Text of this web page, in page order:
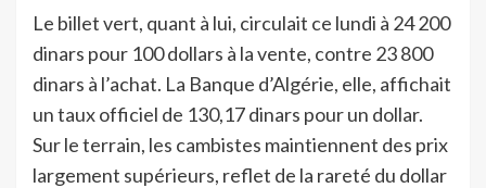
Le billet vert, quant à lui, circulait ce lundi à 24 200
dinars pour 100 dollars à la vente, contre 23 800
dinars à l’achat. La Banque d’Algérie, elle, affichait
un taux officiel de 130,17 dinars pour un dollar.
Sur le terrain, les cambistes maintiennent des prix
largement supérieurs, reflet de la rareté du dollar